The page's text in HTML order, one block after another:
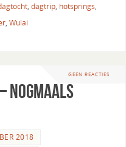
, dagtrip, hotsprings,
, Wulai
GEEN REACTIES
Nogmaals
2018